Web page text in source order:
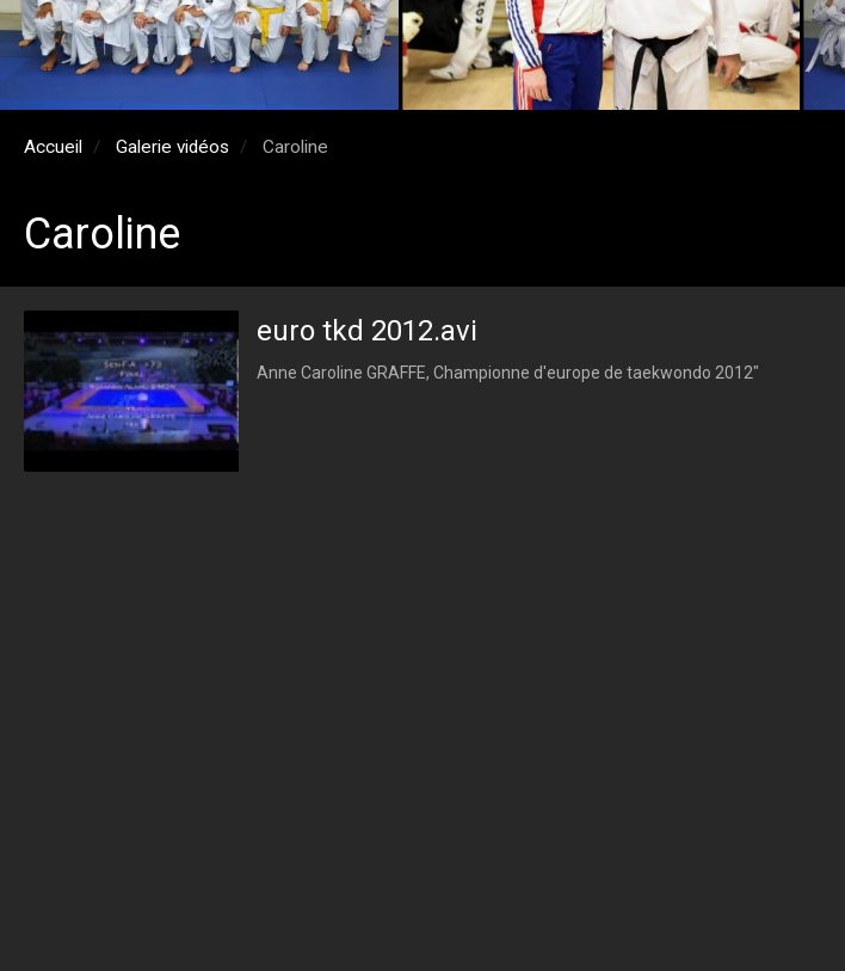
Accueil Galerie vidéos Caroline
Caroline
euro tkd 2012.avi
Anne Caroline GRAFFE, Championne d'europe de taekwondo 2012"